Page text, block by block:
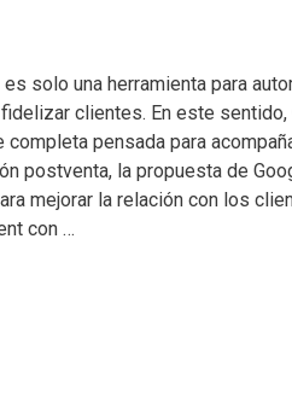
solo una herramienta para
clientes. En este
completa pensada para
postventa, la propuesta de
mejorar la relación con los
con …